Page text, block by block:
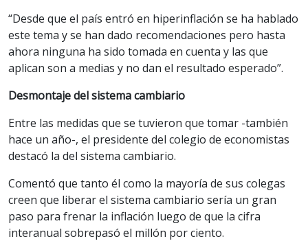
“Desde que el país entró en hiperinflación se ha hablado
este tema y se han dado recomendaciones pero hasta
ahora ninguna ha sido tomada en cuenta y las que
aplican son a medias y no dan el resultado esperado”.
Desmontaje del sistema cambiario
Entre las medidas que se tuvieron que tomar -también
hace un año-, el presidente del colegio de economistas
destacó la del sistema cambiario.
Comentó que tanto él como la mayoría de sus colegas
creen que liberar el sistema cambiario sería un gran
paso para frenar la inflación luego de que la cifra
interanual sobrepasó el millón por ciento.